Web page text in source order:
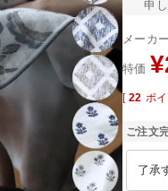
申
メーカ
特価 ¥
[ 22 ポ
ご注文